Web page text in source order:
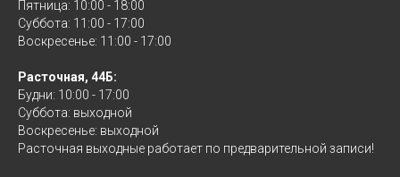
Пятница: 10:00 - 18:00
Суббота: 11:00 - 17:00
Воскресенье: 11:00 - 17:00
Расточная, 44Б:
Будни: 10:00 - 17:00
Суббота: выходной
Воскресенье: выходной
Расточная выходные работает по предварительной записи!